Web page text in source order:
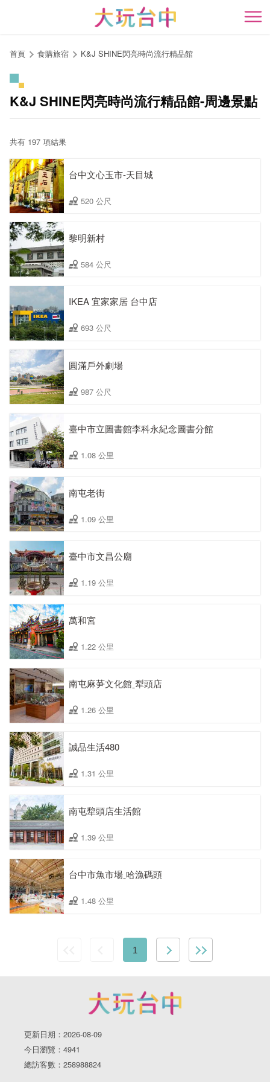
開
首頁 食購旅宿 K&J SHINE閃亮時尚流行精品館
K&J SHINE閃亮時尚流行精品館-周邊景點
共有 197 項結果
台中文心玉市-天目城
520 公尺
黎明新村
584 公尺
IKEA 宜家家居 台中店
693 公尺
圓滿戶外劇場
987 公尺
臺中市立圖書館李科永紀念圖書分館
1.08 公里
南屯老街
1.09 公里
臺中市文昌公廟
1.19 公里
萬和宮
1.22 公里
南屯麻芛文化館ˍ犁頭店
1.26 公里
誠品生活480
1.31 公里
南屯犂頭店生活館
1.39 公里
台中市魚市場ˍ哈漁碼頭
1.48 公里
1
更新日期：2026-08-09
今日瀏覽：4941
總訪客數：258988824